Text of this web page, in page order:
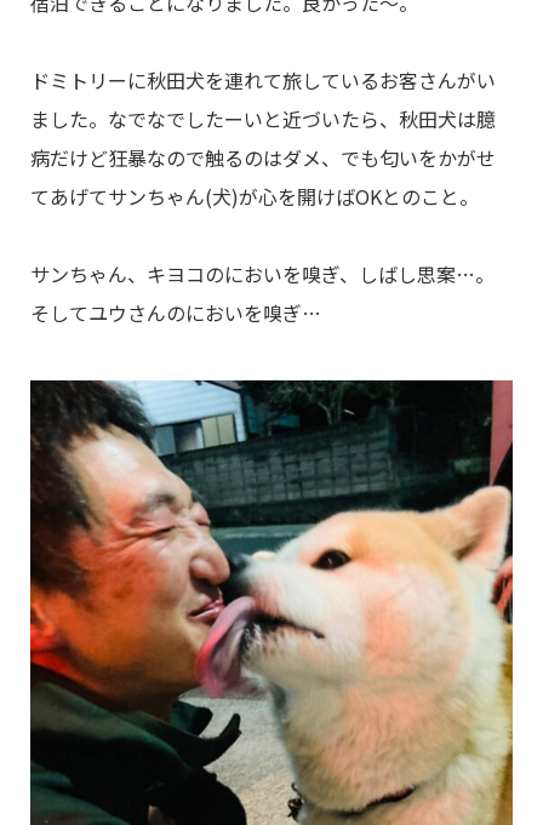
ドミトリーに秋田犬を連れて旅しているお客さんがい
ました。なでなでしたーいと近づいたら、秋田犬は臆
病だけど狂暴なので触るのはダメ、でも匂いをかがせ
てあげてサンちゃん(犬)が心を開けばOKとのこと。
サンちゃん、キヨコのにおいを嗅ぎ、しばし思案…。
そしてユウさんのにおいを嗅ぎ…